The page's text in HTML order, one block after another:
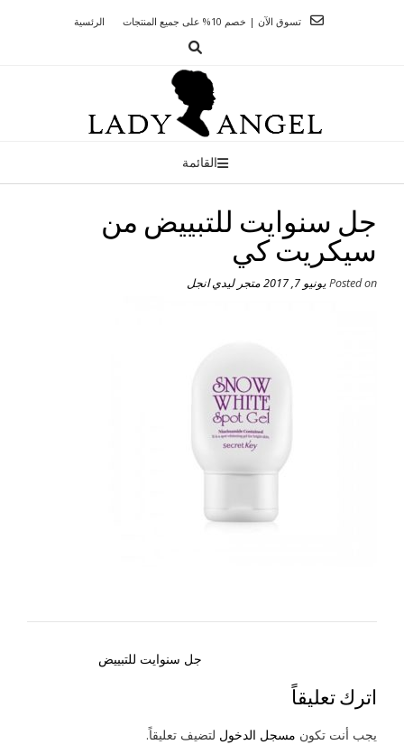
الرئسية تسوق الآن | خصم 10% على جميع المنتجات
القائمة
جل سنوايت للتبييض من
سيكريت كي
Posted onيونيو 7, 2017 متجر ليدي انجل
جل سنوايت للتبييض
اترك تعليقاً
يجب أنت تكون مسجل الدخول لتضيف تعليقاً.